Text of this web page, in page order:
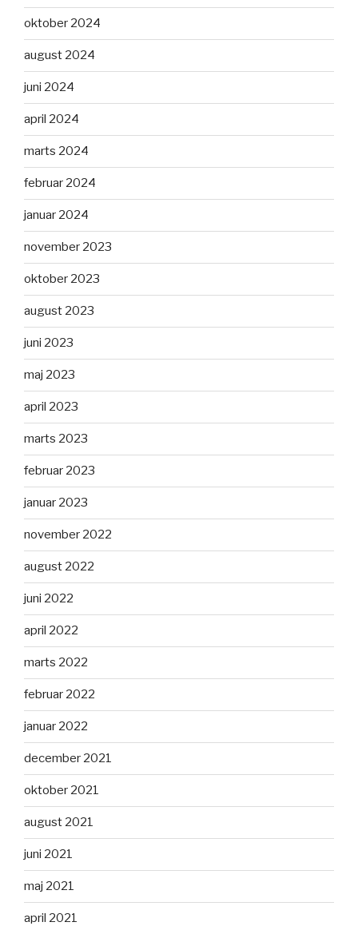
oktober 2024
august 2024
juni 2024
april 2024
marts 2024
februar 2024
januar 2024
november 2023
oktober 2023
august 2023
juni 2023
maj 2023
april 2023
marts 2023
februar 2023
januar 2023
november 2022
august 2022
juni 2022
april 2022
marts 2022
februar 2022
januar 2022
december 2021
oktober 2021
august 2021
juni 2021
maj 2021
april 2021